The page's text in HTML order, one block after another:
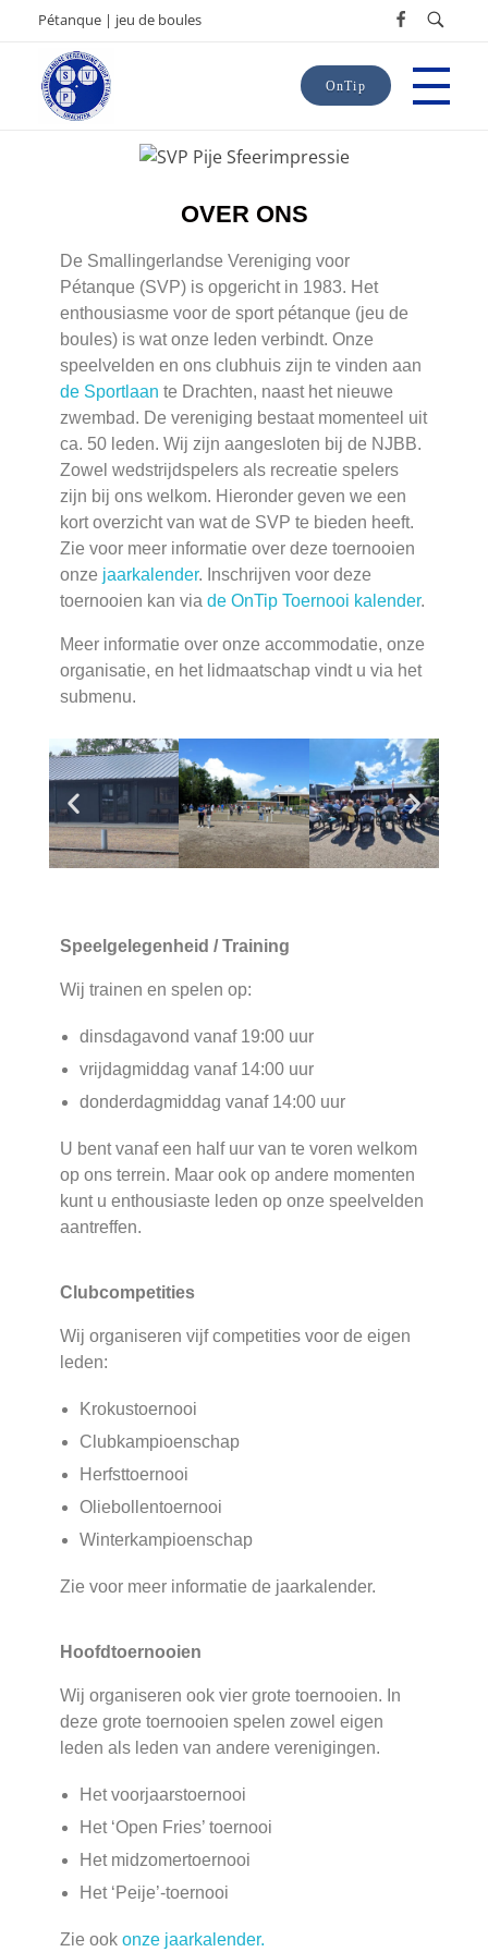
Pétanque | jeu de boules
OnTip
OVER ONS
De Smallingerlandse Vereniging voor
Pétanque (SVP) is opgericht in 1983. Het
enthousiasme voor de sport pétanque (jeu de
boules) is wat onze leden verbindt. Onze
speelvelden en ons clubhuis zijn te vinden aan
de Sportlaan te Drachten, naast het nieuwe
zwembad. De vereniging bestaat momenteel uit
ca. 50 leden. Wij zijn aangesloten bij de NJBB.
Zowel wedstrijdspelers als recreatie spelers
zijn bij ons welkom. Hieronder geven we een
kort overzicht van wat de SVP te bieden heeft.
Zie voor meer informatie over deze toernooien
onze jaarkalender. Inschrijven voor deze
toernooien kan via de OnTip Toernooi kalender.
Meer informatie over onze accommodatie, onze
organisatie, en het lidmaatschap vindt u via het
submenu.
Speelgelegenheid / Training
Wij trainen en spelen op:
dinsdagavond vanaf 19:00 uur
vrijdagmiddag vanaf 14:00 uur
donderdagmiddag vanaf 14:00 uur
U bent vanaf een half uur van te voren welkom
op ons terrein. Maar ook op andere momenten
kunt u enthousiaste leden op onze speelvelden
aantreffen.
Clubcompetities
Wij organiseren vijf competities voor de eigen
leden:
Krokustoernooi
Clubkampioenschap
Herfsttoernooi
Oliebollentoernooi
Winterkampioenschap
Zie voor meer informatie de jaarkalender.
Hoofdtoernooien
Wij organiseren ook vier grote toernooien. In
deze grote toernooien spelen zowel eigen
leden als leden van andere verenigingen.
Het voorjaarstoernooi
Het ‘Open Fries’ toernooi
Het midzomertoernooi
Het ‘Peije’-toernooi
Zie ook onze jaarkalender.